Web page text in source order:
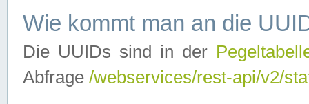
Wie kommt man an die
Die UUIDs sind in der
Abfrage /webservices/rest-api/v2/